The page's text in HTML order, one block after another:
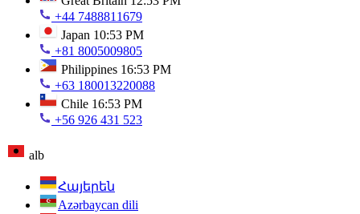
+44 7488811679
Japan 10:53 PM
+81 8005009805
Philippines 16:53 PM
+63 180013220088
Chile 16:53 PM
+56 926 431 523
alb
Հայերեն
Azərbaycan dili